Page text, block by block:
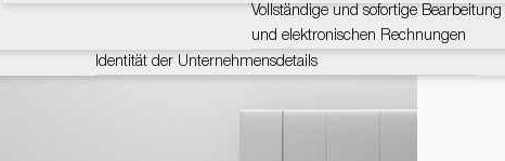
Identität der Unternehmensdetails
Vollständige und sofortige Bearbeitung
und elektronischen Rechnungen